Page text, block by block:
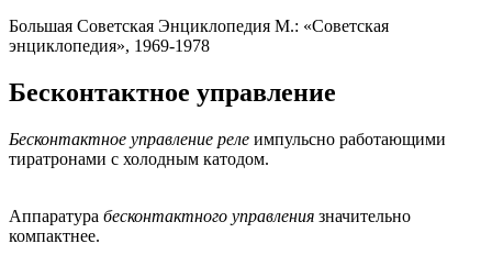
Большая Советская Энциклопедия М.: «Советская
энциклопедия», 1969-1978
Бесконтактное управление
Бесконтактное управление реле импульсно работающими
тиратронами с холодным катодом.
Аппаратура бесконтактного управления значительно
компактнее.